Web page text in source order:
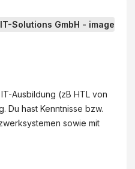
Ausbildung (zB HTL von
Du hast Kenntnisse bzw.
sowie mit